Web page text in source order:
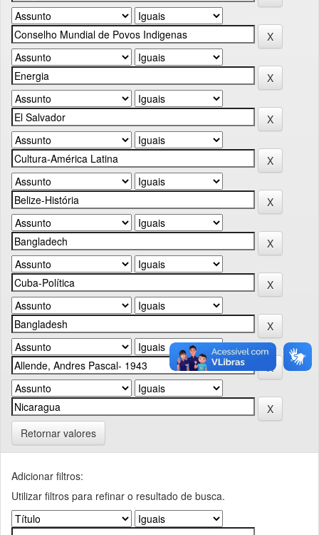
Retornar valores
Adicionar filtros:
Utilizar filtros para refinar o resultado de busca.